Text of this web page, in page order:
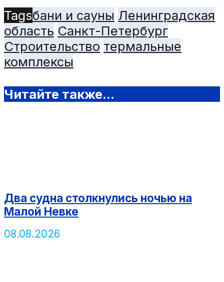
Tagsбани и сауны Ленинградская
область Санкт-Петербург
Строительство термальные
комплексы
Читайте также...
Два судна столкнулись ночью на
Малой Невке
08.08.2026